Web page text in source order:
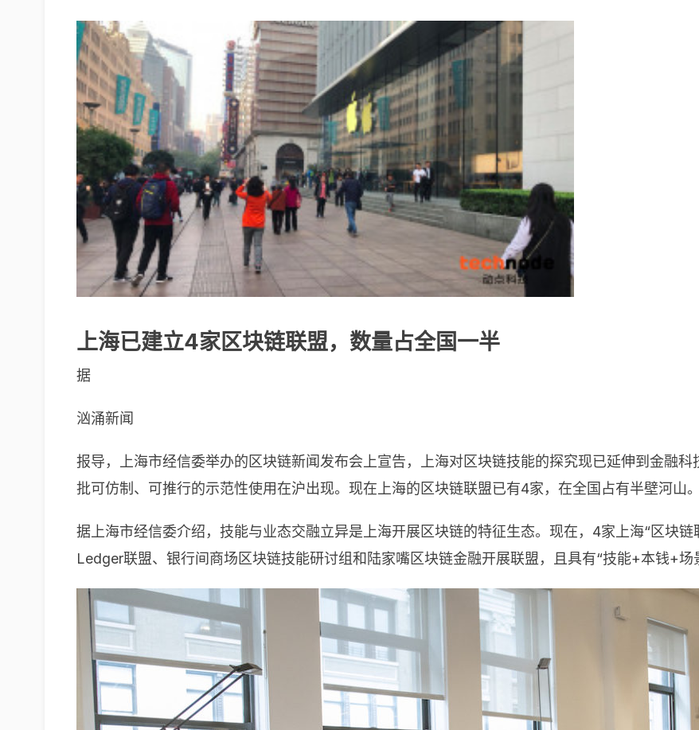
上海已建立4家区块链联盟，数量占全国一半
据
汹涌新闻
报导，上海市经信委举办的区块链新闻发布会上宣告，上海对区块链技能的探究现已延伸到金融
批可仿制、可推行的示范性使用在沪出现。现在上海的区块链联盟已有4家，在全国占有半壁河山。
据上海市经信委介绍，技能与业态交融立异是上海开展区块链的特征生态。现在，4家上海“区块
Ledger联盟、银行间商场区块链技能研讨组和陆家嘴区块链金融开展联盟，且具有“技能+本钱+场